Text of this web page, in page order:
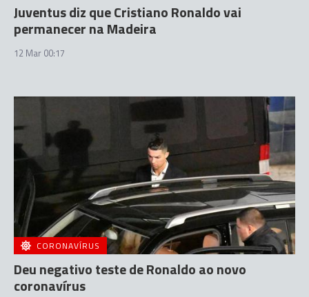
Juventus diz que Cristiano Ronaldo vai
permanecer na Madeira
12 Mar 00:17
CORONAVÍRUS
Deu negativo teste de Ronaldo ao novo
coronavírus